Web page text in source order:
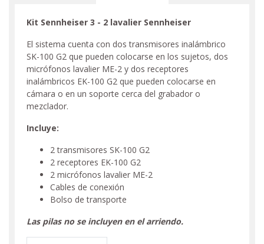
Kit Sennheiser 3 - 2 lavalier Sennheiser
El sistema cuenta con dos transmisores inalámbrico
SK-100 G2 que pueden colocarse en los sujetos, dos
micrófonos lavalier ME-2 y dos receptores
inalámbricos EK-100 G2 que pueden colocarse en
cámara o en un soporte cerca del grabador o
mezclador.
Incluye:
2 transmisores SK-100 G2
2 receptores EK-100 G2
2 micrófonos lavalier ME-2
Cables de conexión
Bolso de transporte
Las pilas no se incluyen en el arriendo.